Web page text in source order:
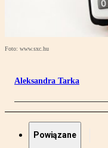
Foto: www.sxc.hu
Aleksandra Tarka
Powiązane